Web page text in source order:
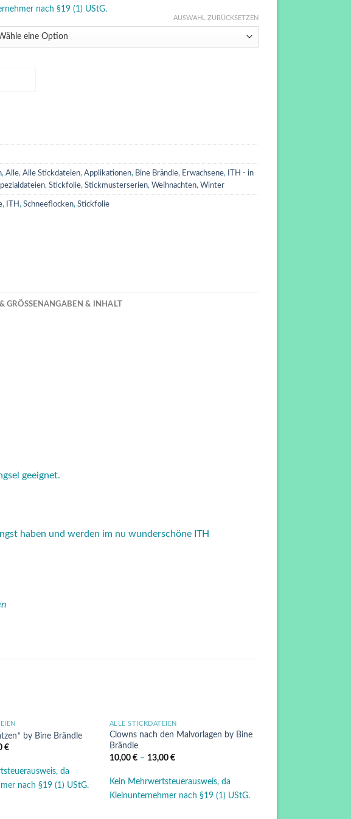
nach §19 (1) UStG.
AUSWAHL ZURÜCKSETZEN
Teelichtstulpen, Untersetzer, Abschminkpads Menge
, Alle, Alle Stickdateien, Applikationen, Bine Brändle, Erwachsene,
ITH - in
, Stickfolie, Stickmusterserien, Weihnachten, Winter
, ITH, Schneeflocken, Stickfolie
GRÖSSENANGABEN & INHALT
geeignet.
haben und werden im nu wunderschöne ITH
Auf die
Wunschliste
by Bine Brändle
€
da
nach §19 (1) UStG.
Auf die
Wunschliste
ALLE STICKDATEIEN
Clowns nach den Malvorlagen by Bine
Brändle
10,00 €– 13,00 €
Kein Mehrwertsteuerausweis, da
Kleinunternehmer nach §19 (1) UStG.